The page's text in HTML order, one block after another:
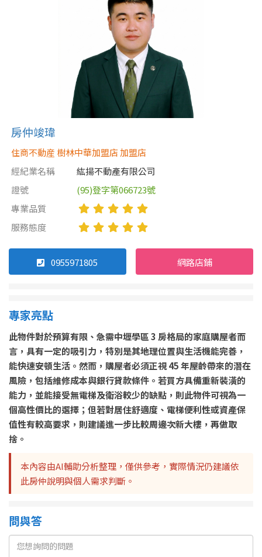
房仲竣瑋
住商不動産 樹林中華加盟店 加盟店
經紀業名稱
紘揚不動產有限公司
證號
(95)登字第066723號
專業品質
服務態度
0955971805 網路店鋪
專家亮點
此物件對於預算有限、急需中壢學區 3 房格局的家庭購屋者而
言，具有一定的吸引力，特別是其地理位置與生活機能完善，
能快速安頓生活。然而，購屋者必須正視 45 年屋齡帶來的潛在
風險，包括維修成本與銀行貸款條件。若買方具備重新裝潢的
能力，並能接受無電梯及衛浴較少的缺點，則此物件可視為一
個高性價比的選擇；但若對居住舒適度、電梯便利性或資產保
值性有較高要求，則建議進一步比較周邊次新大樓，再做取
捨。
本內容由AI輔助分析整理，僅供參考，實際情況仍建議依
此房仲說明與個人需求判斷。
問與答